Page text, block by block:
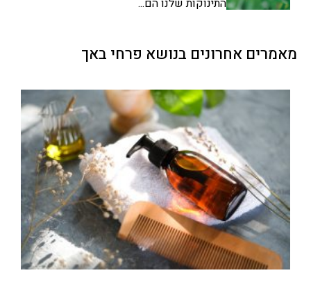
התינוקות שלנו הם...
מאמרים אחרונים בנושא פרחי באך